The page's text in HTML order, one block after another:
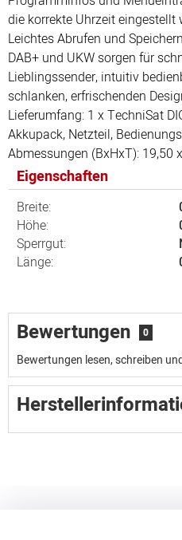
die korrekte Uhrzeit eingestellt
Leichtes Abrufen und
DAB+ und UKW sorgen für
Lieblingssender, intuitiv
schlanken, erfrischenden
Lieferumfang: 1 x TechniSat
Akkupack, Netzteil,
Abmessungen (BxHxT): 19,50
Eigenschaften
Breite:
Höhe:
Sperrgut:
Länge:
Bewertungen 0
Bewertungen lesen, schreiben